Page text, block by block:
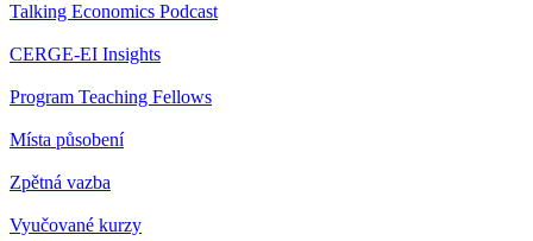
Talking Economics Podcast
CERGE-EI Insights
Program Teaching Fellows
Místa působení
Zpětná vazba
Vyučované kurzy